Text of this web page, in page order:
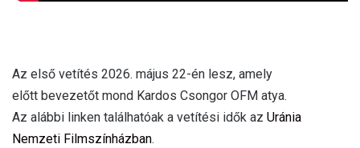
Az első vetítés 2026. május 22-én lesz, amely
előtt bevezetőt mond Kardos Csongor OFM atya.
Az alábbi linken találhatóak a vetítési idők az Uránia
Nemzeti Filmszínházban.